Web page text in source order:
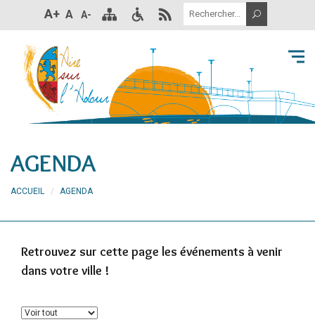
A+ A A-
AGENDA
ACCUEIL AGENDA
Retrouvez sur cette page les événements à venir
dans votre ville !